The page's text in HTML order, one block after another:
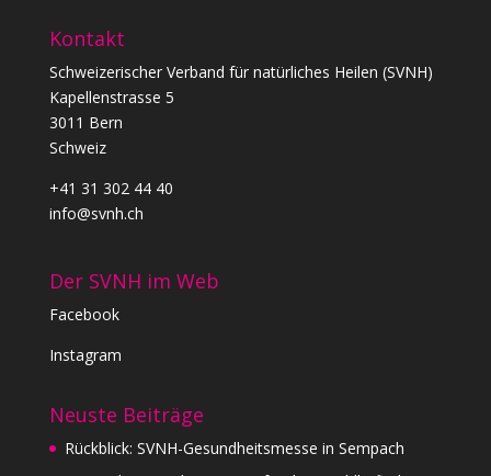
Kontakt
Schweizerischer Verband für natürliches Heilen (SVNH)
Kapellenstrasse 5
3011 Bern
Schweiz
+41 31 302 44 40
info@svnh.ch
Der SVNH im Web
Facebook
Instagram
Neuste Beiträge
Rückblick: SVNH-Gesundheitsmesse in Sempach